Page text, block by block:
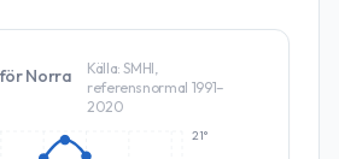
Norra
Källa: SMHI,
referensnormal 1991–
2020
21°